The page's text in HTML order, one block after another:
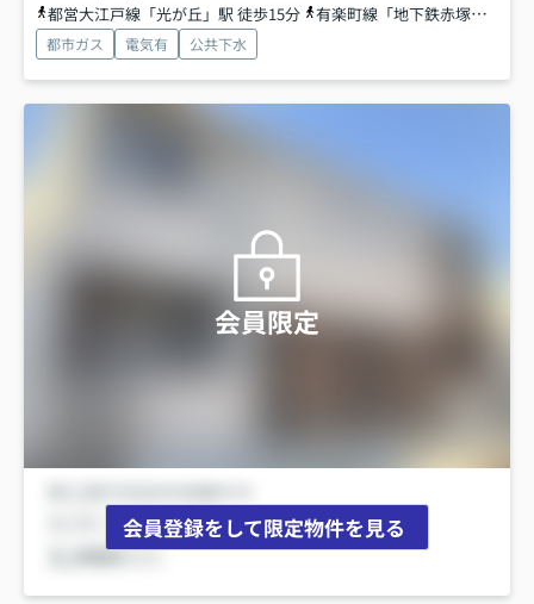
都営大江戸線「光が丘」駅 徒歩15分
有楽町線「地下鉄赤塚」駅 徒歩16分
都市ガス 電気有 公共下水
会員限定
会員登録をして限定物件を見る